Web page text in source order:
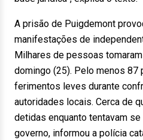
A prisão de Puigdemont
manifestações de
Milhares de pessoas
domingo (25). Pelo menos 87
ferimentos leves durante
autoridades locais. Cerca de
detidas enquanto tentavam
governo, informou a polícia